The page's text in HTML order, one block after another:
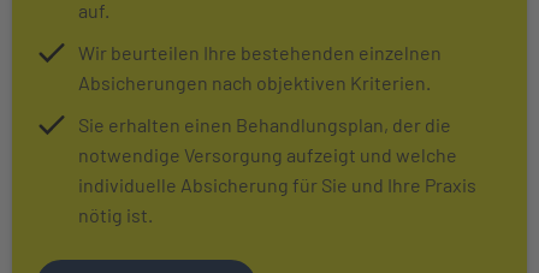
auf.
Wir beurteilen Ihre bestehenden einzelnen
Absicherungen nach objektiven Kriterien.
Sie erhalten einen Behandlungsplan, der die
notwendige Versorgung aufzeigt und welche
individuelle Absicherung für Sie und Ihre Praxis
nötig ist.